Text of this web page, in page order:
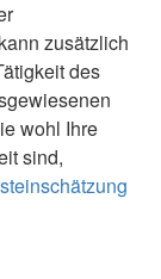
zusätzlich
des
wohl Ihre
sind,